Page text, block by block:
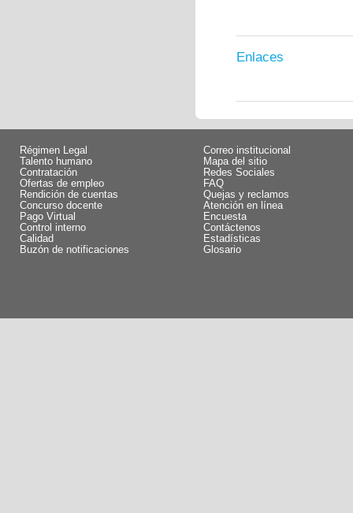
Enlaces
Régimen Legal
Talento humano
Contratación
Ofertas de empleo
Rendición de cuentas
Concurso docente
Pago Virtual
Control interno
Calidad
Buzón de notificaciones
Correo institucional
Mapa del sitio
Redes Sociales
FAQ
Quejas y reclamos
Atención en línea
Encuesta
Contáctenos
Estadísticas
Glosario